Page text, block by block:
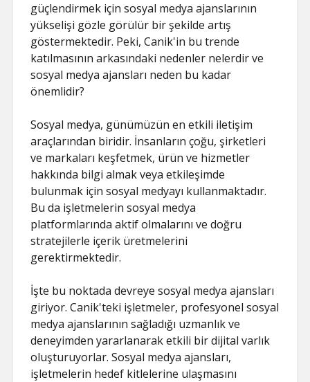
güçlendirmek için sosyal medya ajanslarının
yükselişi gözle görülür bir şekilde artış
göstermektedir. Peki, Canik'in bu trende
katılmasının arkasındaki nedenler nelerdir ve
sosyal medya ajansları neden bu kadar
önemlidir?
Sosyal medya, günümüzün en etkili iletişim
araçlarından biridir. İnsanların çoğu, şirketleri
ve markaları keşfetmek, ürün ve hizmetler
hakkında bilgi almak veya etkileşimde
bulunmak için sosyal medyayı kullanmaktadır.
Bu da işletmelerin sosyal medya
platformlarında aktif olmalarını ve doğru
stratejilerle içerik üretmelerini
gerektirmektedir.
İşte bu noktada devreye sosyal medya ajansları
giriyor. Canik'teki işletmeler, profesyonel sosyal
medya ajanslarının sağladığı uzmanlık ve
deneyimden yararlanarak etkili bir dijital varlık
oluşturuyorlar. Sosyal medya ajansları,
işletmelerin hedef kitlelerine ulaşmasını